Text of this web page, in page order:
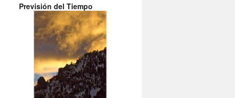
Previsión del Tiempo